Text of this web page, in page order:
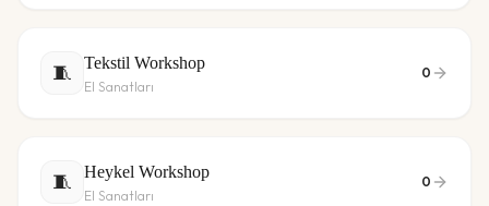
🧵 Tekstil Workshop
El Sanatları
0
🧵 Heykel Workshop
El Sanatları
0